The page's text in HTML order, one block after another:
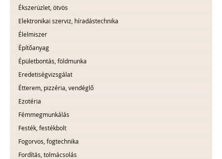
Ékszerüzlet, ötvös
Elektronikai szerviz, híradástechnika
Élelmiszer
Építőanyag
Épületbontás, földmunka
Eredetiségvizsgálat
Étterem, pizzéria, vendéglő
Ezotéria
Fémmegmunkálás
Festék, festékbolt
Fogorvos, fogtechnika
Fordítás, tolmácsolás